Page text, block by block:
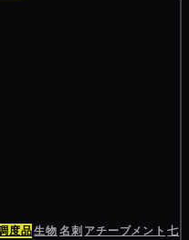
度品生物名刺 アチーブメント 七